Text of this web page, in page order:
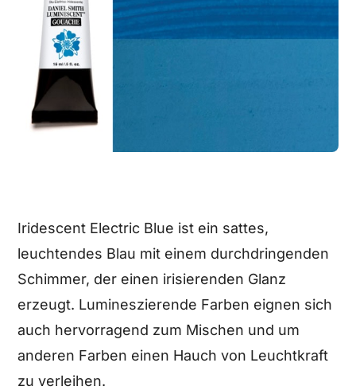
Händler finden
Kontaktieren Sie uns
Abonnieren
Iridescent Electric Blue ist ein sattes,
leuchtendes Blau mit einem durchdringenden
Schimmer, der einen irisierenden Glanz
erzeugt. Lumineszierende Farben eignen sich
auch hervorragend zum Mischen und um
anderen Farben einen Hauch von Leuchtkraft
zu verleihen.